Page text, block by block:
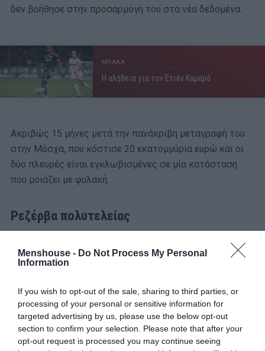
Menshouse - Do Not Process My Personal
Information
If you wish to opt-out of the sale, sharing to third parties, or
processing of your personal or sensitive information for
targeted advertising by us, please use the below opt-out
section to confirm your selection. Please note that after your
opt-out request is processed you may continue seeing
δεν βοήθησε στην προσαρμογή του στα νέα δεδομένα.
ΜΠΑΛΑ
Η αλήθεια για τον Ετιέν Καμαρά
Ακριβώς 15 μήνες μετά την πανάκριβη μεταγραφή του
στην Μόσχα, που κόστισε 20 εκατομμύρια ευρώ και οι
δύο πλευρές είναι εγκλωβισμένες σε μία κατάσταση
που μοιάζει με φυλακή.
Ρεζέρβα πολυτελείας
Από τον Αύγουστο μέχρι σήμερα, ο Λιβάι έχει αγωνιστεί
στην ενδεκάδα μόλις σε τρία παιχνίδια πρωταθλήματος.
τεχνικής ηγεσίας από τον πρώην προπονητή της Πάφου,
Χουάν Κάρλος Καρσέδο.
Από τον περασμένο Οκτώβριο και μέχρι σήμερα έπαιξε